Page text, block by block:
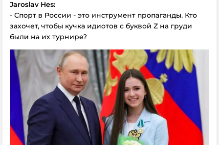
Jaroslav Hes:
- Спорт в России - это инструмент пропаганды. Кто
захочет, чтобы кучка идиотов с буквой Z на груди
были на их турнире?